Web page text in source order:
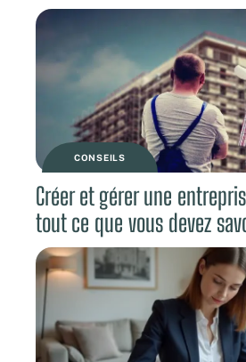
CONSEILS
Créer et gérer une
tout ce que vous devez